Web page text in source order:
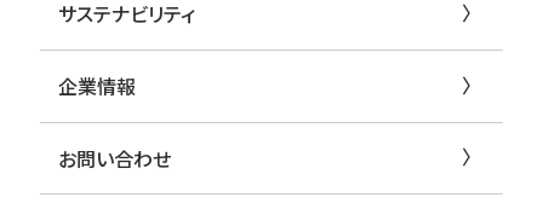
サステナビリティ
企業情報
お問い合わせ